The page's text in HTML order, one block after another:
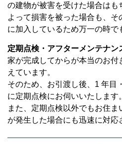
の建物が被害を受けた場合はも
よって損害を被った場合も、
に加入しているため万一の時で
定期点検・アフターメンテナン
家が完成してからが本当のお
えています。
そのため、お引渡し後、1 年目
に定期点検にお伺いいたします。
また、定期点検以外でもお住
が発生した場合にも迅速に対応